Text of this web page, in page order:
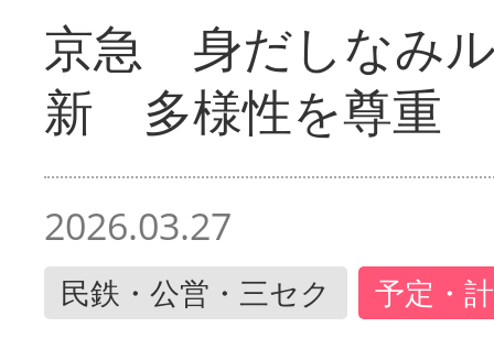
京急 身だしなみ
新 多様性を尊重
2026.03.27
民鉄・公営・三セク 予定・